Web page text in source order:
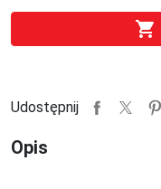

Udostępnij
Opis